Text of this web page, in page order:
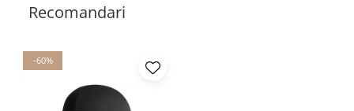
Recomandari
-60%